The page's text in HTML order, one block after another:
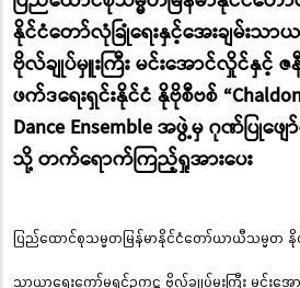
နိုင်ငံတော်လုံခြုံရေးနှင့်အေးချမ်းသာယ
ဗိုလ်ချုပ်မှူးကြီး မင်းအောင်လှိုင်နှင့် ဇ
ဖက်ဒရေးရှင်းနိုင်ငံ နိုဗိုစီဗစ်
Dance Ensemble အဖွဲ့မှ ဂုဏ်ပြုဖ
သို့ တက်ရောက်ကြည့်ရှုအားပေး
ပြည်ထောင်စုသမ္မတမြန်မာနိုင်ငံတော်ယာယီသမ္မတ နို
သာယာရေးကော်မရှင်ဥက္ကဋ္ဌ ဗိုလ်ချုပ်မှူးကြီး မင်း